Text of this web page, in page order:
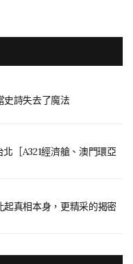
史詩失去了魔法
［A321經濟艙、澳門環亞
真相本身，更精采的揭密